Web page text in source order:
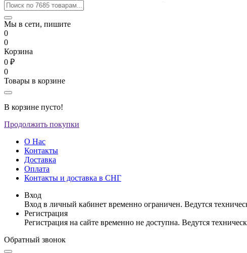
Мы в сети, пишите
0
0
Корзина
0 ₽
0
Товары в корзине
В корзине пусто!
Продолжить покупки
О Нас
Контакты
Доставка
Оплата
Контакты и доставка в СНГ
Вход
Вход в личный кабинет временно ограничен. Ведутся
Регистрация
Регистрация на сайте временно не доступна. Ведутся
Обратный звонок